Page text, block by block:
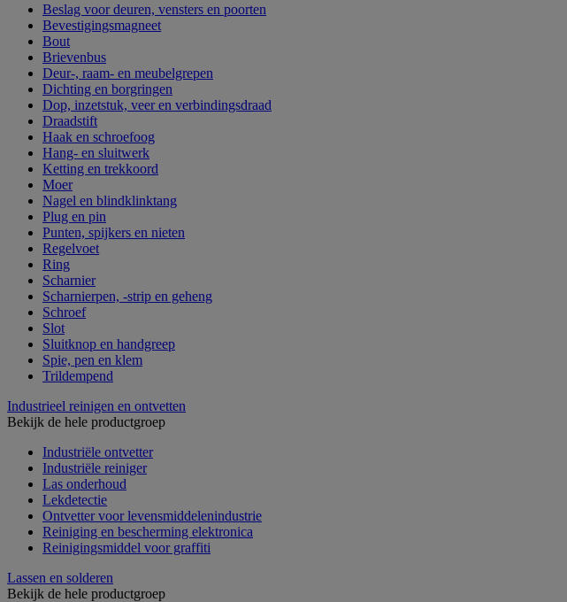
Beslag voor deuren, vensters en poorten
Bevestigingsmagneet
Bout
Brievenbus
Deur-, raam- en meubelgrepen
Dichting en borgringen
Dop, inzetstuk, veer en verbindingsdraad
Draadstift
Haak en schroefoog
Hang- en sluitwerk
Ketting en trekkoord
Moer
Nagel en blindklinktang
Plug en pin
Punten, spijkers en nieten
Regelvoet
Ring
Scharnier
Scharnierpen, -strip en geheng
Schroef
Slot
Sluitknop en handgreep
Spie, pen en klem
Trildempend
Industrieel reinigen en ontvetten
Bekijk de hele productgroep
Industriële ontvetter
Industriële reiniger
Las onderhoud
Lekdetectie
Ontvetter voor levensmiddelenindustrie
Reiniging en bescherming elektronica
Reinigingsmiddel voor graffiti
Lassen en solderen
Bekijk de hele productgroep